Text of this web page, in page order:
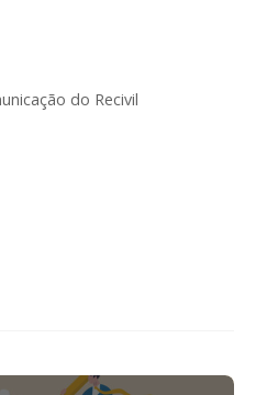
do Recivil